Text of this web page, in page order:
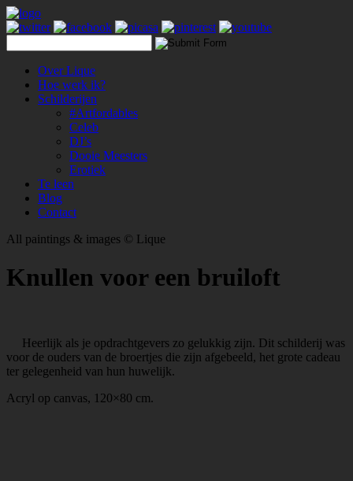
Over Lique
Hoe werk ik?
Schilderijen
#Artfordables
Celeb
DJ’s
Dooie Meesters
Erotiek
Te leen
Blog
Contact
All paintings & images © Lique
Knullen voor een bruiloft
Heerlijk als je opdrachtgevers zo gelukkig zijn. Dit schilderij was
voor de ouders van de broertjes die zijn afgebeeld, het grote cadeau
ter gelegenheid van hun huwelijk.
Acryl op canvas, 120×80 cm.